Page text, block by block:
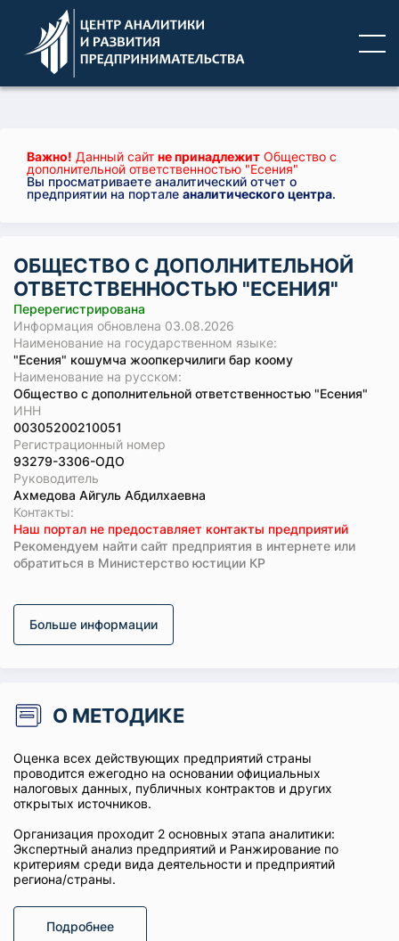
Важно! Данный сайт не принадлежит Общество с
дополнительной ответственностью "Есения"
Вы просматриваете аналитический отчет о
предприятии на портале аналитического центра.
ОБЩЕСТВО С ДОПОЛНИТЕЛЬНОЙ
ОТВЕТСТВЕННОСТЬЮ "ЕСЕНИЯ"
Перерегистрирована
Информация обновлена 03.08.2026
Наименование на государственном языке:
"Есения" кошумча жоопкерчилиги бар коому
Наименование на русском:
Общество с дополнительной ответственностью "Есения"
ИНН
00305200210051
Регистрационный номер
93279-3306-ОДО
Руководитель
Ахмедова Айгуль Абдилхаевна
Koнтaкты:
Наш портал не предоставляет контакты предприятий
Рекомендуем найти сайт предприятия в интернете или
обратиться в Министерство юстиции КР
Больше информации
О МЕТОДИКЕ
Оценка всех действующих предприятий страны
проводится ежегодно на основании официальных
налоговых данных, публичных контрактов и других
открытых источников.
Организация проходит 2 основных этапа аналитики:
Экспертный анализ предприятий и Ранжирование по
критериям среди вида деятельности и предприятий
региона/страны.
Подробнее